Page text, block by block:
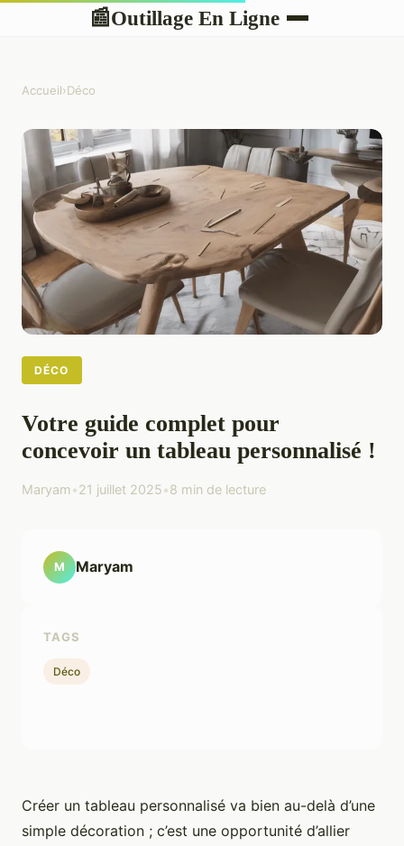
📰Outillage En Ligne
Accueil›Déco
DÉCO
Votre guide complet pour
concevoir un tableau personnalisé !
Maryam•21 juillet 2025•8 min de lecture
Créer un tableau personnalisé va bien au-delà d’une
simple décoration ; c’est une opportunité d’allier
M Maryam
TAGS
Déco